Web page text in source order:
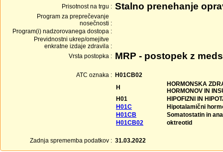
Prisotnost na trgu : Stalno prenehanje
Program za preprečevanje
nosečnosti :
Program(i) nadzorovanega dostopa :
Previdnostni ukrep/omejitve
enkratne izdaje zdravila :
Vrsta postopka : MRP - postopek z
ATC oznaka : H01CB02
H
HORMONSKA
HORMONOV IN
H01
HIPOFIZNI IN
H01C
Hipotalamični
H01CB
Somatostatin in
H01CB02
oktreotid
Zadnja sprememba podatkov : 31.03.2022